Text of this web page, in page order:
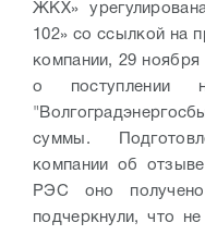
ЖКХ»
102» со ссылкой на
компании, 29
о поступлении
суммы.
компании об
РЭС оно
подчеркнули, что